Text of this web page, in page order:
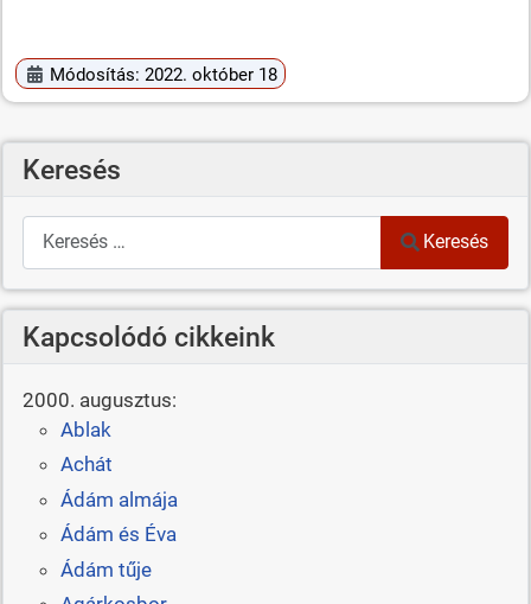
Módosítás: 2022. október 18
Keresés
Keresés
Keresés
Kapcsolódó cikkeink
2000. augusztus:
Ablak
Achát
Ádám almája
Ádám és Éva
Ádám tűje